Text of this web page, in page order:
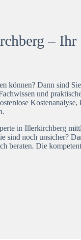
– Ihr
können? Dann sind
und
Kostenanalyse,
in Illerkirchberg
sind noch unsicher?
beraten. Die